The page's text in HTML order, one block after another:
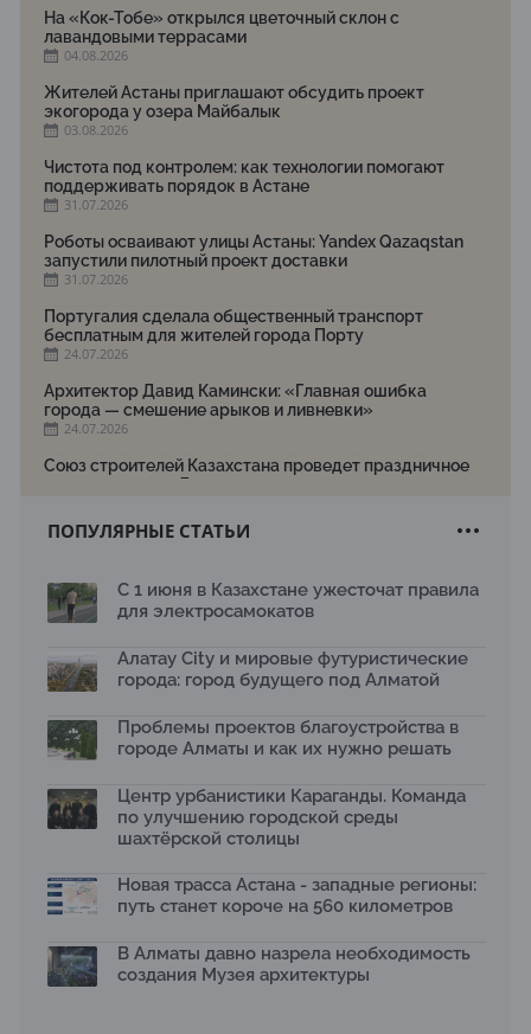
На «Кок-Тобе» открылся цветочный склон с
лавандовыми террасами
04.08.2026
Жителей Астаны приглашают обсудить проект
экогорода у озера Майбалык
03.08.2026
Чистота под контролем: как технологии помогают
поддерживать порядок в Астане
31.07.2026
Роботы осваивают улицы Астаны: Yandex Qazaqstan
запустили пилотный проект доставки
31.07.2026
Португалия сделала общественный транспорт
бесплатным для жителей города Порту
24.07.2026
Архитектор Давид Камински: «Главная ошибка
города — смешение арыков и ливневки»
24.07.2026
Союз строителей Казахстана проведет праздничное
мероприятие ко Дню строителя
Новый Строительный кодекс: что изменилось для
17.07.2026
рободоставки в Астане
15.07.2026
2026 принимает заявки до 31 июля
13.07.2026
темой новой выставки в «Целинном»
13.07.2026
Қазақстан»: воспитанники подарили вторую жизнь
отходам
08.07.2026
Ко Дню столицы в Нуре благоустроили шесть
общественных пространств
06.07.2026
ПОПУЛЯРНЫЕ СТАТЬИ
С 1 июня в Казахстане ужесточат правила
для электросамокатов
Алатау City и мировые футуристические
города: город будущего под Алматой
Проблемы проектов благоустройства в
городе Алматы и как их нужно решать
Центр урбанистики Караганды. Команда
по улучшению городской среды
шахтёрской столицы
Новая трасса Астана - западные регионы:
путь станет короче на 560 километров
В Алматы давно назрела необходимость
создания Музея архитектуры